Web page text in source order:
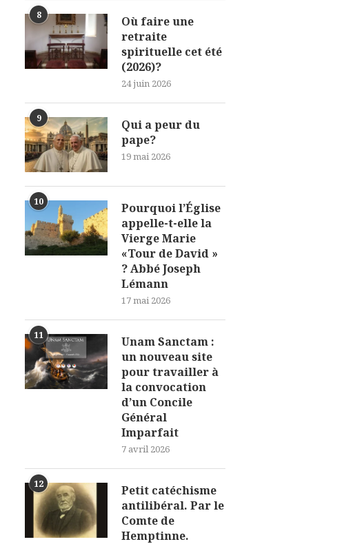
8
Où faire une
retraite
spirituelle cet été
(2026)?
24 juin 2026
9
Qui a peur du
pape?
19 mai 2026
10
Pourquoi l’Église
appelle-t-elle la
Vierge Marie
«Tour de David »
? Abbé Joseph
Lémann
17 mai 2026
11
Unam Sanctam :
un nouveau site
pour travailler à
la convocation
d’un Concile
Général
Imparfait
7 avril 2026
12
Petit catéchisme
antilibéral. Par le
Comte de
Hemptinne.